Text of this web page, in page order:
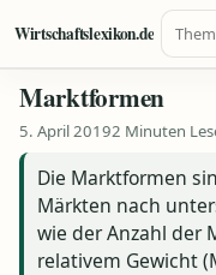
Zum Inhalt springen
Wirtschaftslexikon.de
Marktformen
5. April 20192 Minuten
Die Marktformen
Märkten nach
wie der Anzahl der
relativem Gewicht